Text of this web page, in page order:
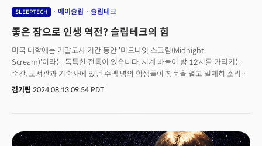
성장하는 것이 우리의 전략이다"고 강조했다. 바리오웰은 특히 아시아 시장,
시장이자 아시아 진출의 전략적 거점이다"며 "한국에서 성공적인 사례를
만든다면, 이를 바탕으로 일본과 중국 등 다른 아시아 시장으로 쉽게 확장할 수
있다고 본다"고 말했다. 바리오웰의 궁극적인 목표는 단순히 수면 기술을
제공하는 것을 넘어, 수면을 통해 전반적인 삶의 질을 향상시키는 데 있다.
토비아스 CEO는 "수면 기술은 웰빙, 생산성, 건강을 통합적으로 연결하는
분야다. 우리는 전 세계 사람들이 더 나은 삶을 살 수 있도록 돕는 글로벌
SLEEPTECH 에이슬립 슬립테크
좋은 잠으로 인생 역전? 슬립테크의 힘
미국 대학에는 기말고사 기간 동안 '미드나잇 스크림(Midnight
Scream)'이라는 독특한 전통이 있습니다. 시계 바늘이 밤 12시를 가리키는
순간, 도서관과 기숙사에 있던 수백 명의 학생들이 창문을 열고 일제히 소리를
지릅니다.한 학기 동안 쌓인 긴장과 피로를 발산하는 이 의식은 일종의
맥킨지 건강 연구소(MHI)에 따르면 미국인 3명 중 1명은 충분한 수면을
취하지 못하고 있으며, 전 세계 인구의 최대 45%가 충분한 수면을 취하지
김기림 2024.08.13 09:54 PDT